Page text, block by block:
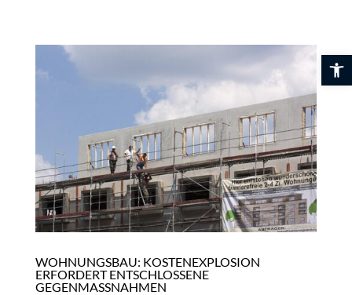
WOHNUNGSBAU: KOSTENEXPLOSION
ERFORDERT ENTSCHLOSSENE
GEGENMASSNAHMEN